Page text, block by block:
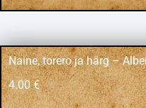
Naine, torero ja härg –
4.00€